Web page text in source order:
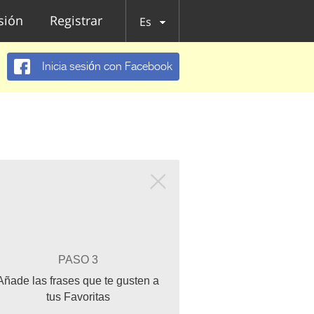
Registrar Es
Inicia sesión con Facebook
PASO 3
las frases que te gusten a
tus Favoritas